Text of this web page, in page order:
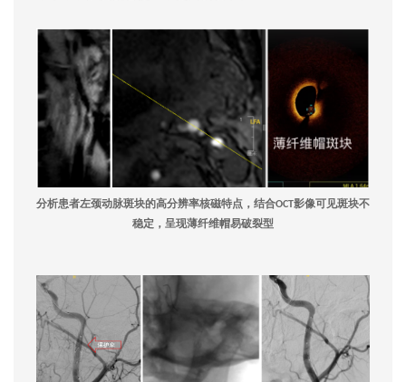
分析患者左颈动脉斑块的高分辨率核磁特点，结合OCT影像可见斑块不
稳定，呈现薄纤维帽易破裂型